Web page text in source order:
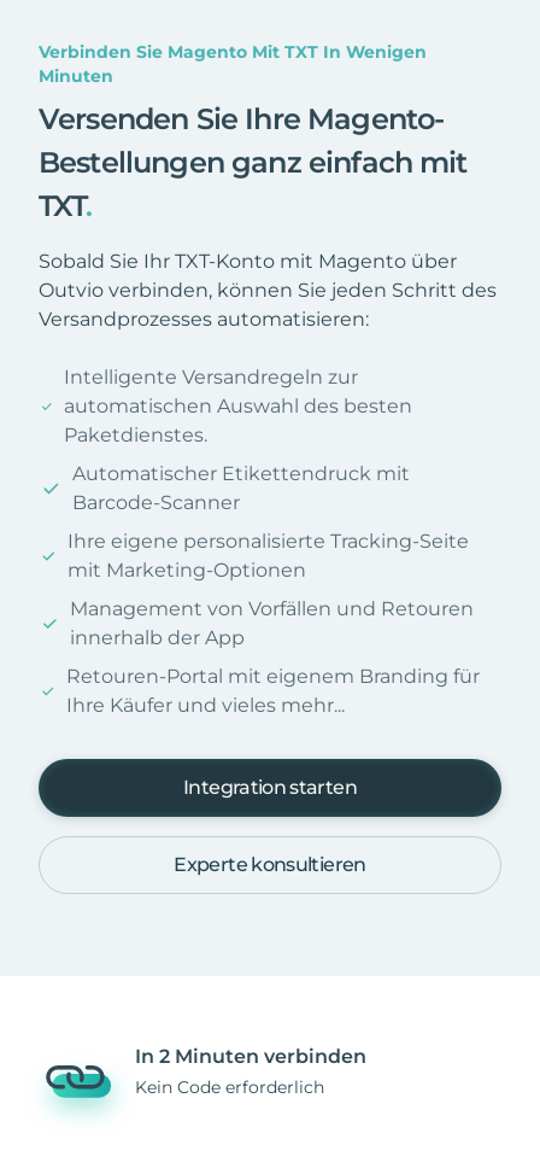
Verbinden Sie Magento Mit TXT In Wenigen
Minuten
Versenden Sie Ihre Magento-
Bestellungen ganz einfach mit
TXT.
Sobald Sie Ihr TXT-Konto mit Magento über
Outvio verbinden, können Sie jeden Schritt des
Versandprozesses automatisieren:
Intelligente Versandregeln zur
automatischen Auswahl des besten
Paketdienstes.
Automatischer Etikettendruck mit
Barcode-Scanner
Ihre eigene personalisierte Tracking-Seite
mit Marketing-Optionen
Management von Vorfällen und Retouren
innerhalb der App
Retouren-Portal mit eigenem Branding für
Ihre Käufer und vieles mehr...
Integration starten
Experte konsultieren
In 2 Minuten verbinden
Kein Code erforderlich